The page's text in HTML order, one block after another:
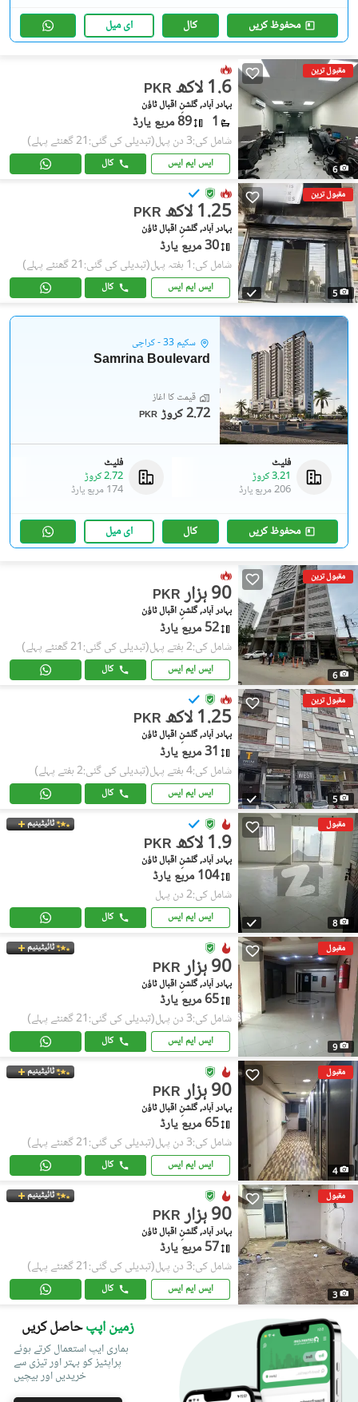
محفوظ کریں کال ای میل
مقبول ترین
6
PKR 1.6 لاکھ
بہادر آباد, گلشنِ اقبال ٹاؤن
1 89 مربع یارڈ
شامل کی:3 دن پہل (تبدیلی کی گئی:21 گھنٹے پہلے)
ایس ایم ایس کال
مقبول ترین
5
PKR 1.25 لاکھ
بہادر آباد, گلشنِ اقبال ٹاؤن
30 مربع یارڈ
شامل کی:1 ہفتہ پہل (تبدیلی کی گئی:21 گھنٹے پہلے)
ایس ایم ایس کال
سکیم 33 - کراچی
Samrina Boulevard
قیمت کا آغاز
PKR 2.72 کروڑ
فلیٹ
3.21 کروڑ
206 مربع یارڈ
فلیٹ
2.72 کروڑ
174 مربع یارڈ
محفوظ کریں کال ای میل
مقبول ترین
6
PKR 90 ہزار
بہادر آباد, گلشنِ اقبال ٹاؤن
52 مربع یارڈ
شامل کی:2 ہفتے پہل (تبدیلی کی گئی:21 گھنٹے پہلے)
ایس ایم ایس کال
مقبول ترین
5
PKR 1.25 لاکھ
بہادر آباد, گلشنِ اقبال ٹاؤن
31 مربع یارڈ
شامل کی:4 ہفتے پہل (تبدیلی کی گئی:2 ہفتے پہلے)
ایس ایم ایس کال
مقبول
8
ٹائیٹینیم
PKR 1.9 لاکھ
بہادر آباد, گلشنِ اقبال ٹاؤن
104 مربع یارڈ
شامل کی:2 دن پہل
ایس ایم ایس کال
مقبول
9
ٹائیٹینیم
PKR 90 ہزار
بہادر آباد, گلشنِ اقبال ٹاؤن
65 مربع یارڈ
شامل کی:3 دن پہل (تبدیلی کی گئی:21 گھنٹے پہلے)
ایس ایم ایس کال
مقبول
4
ٹائیٹینیم
PKR 90 ہزار
بہادر آباد, گلشنِ اقبال ٹاؤن
65 مربع یارڈ
شامل کی:3 دن پہل (تبدیلی کی گئی:21 گھنٹے پہلے)
ایس ایم ایس کال
مقبول
3
ٹائیٹینیم
PKR 90 ہزار
بہادر آباد, گلشنِ اقبال ٹاؤن
57 مربع یارڈ
شامل کی:3 دن پہل (تبدیلی کی گئی:21 گھنٹے پہلے)
ایس ایم ایس کال
زمین اپپحاصل کریں
ہماری ایپ استعمال کرتے ہوئے
پراپٹیز کو بہتر اور تیزی سے
خریدیں اور بیچیں